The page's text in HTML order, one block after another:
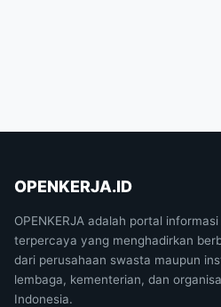
OPENKERJA.ID
OPENKERJA adalah portal
terpercaya yang menghadirkan
dari perusahaan swasta maupun
lembaga, kementerian, dan
Indonesia.